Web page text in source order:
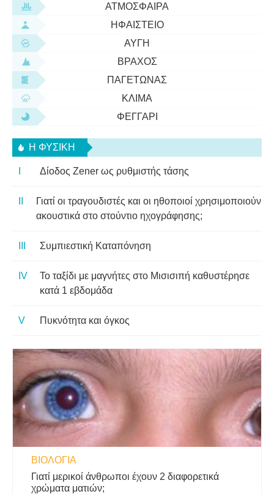
ΑΤΜΌΣΦΑΙΡΑ
ΗΦΑΊΣΤΕΙΟ
ΑΥΓΉ
ΒΡΆΧΟΣ
ΠΑΓΕΤΏΝΑΣ
ΚΛΊΜΑ
ΦΕΓΓΆΡΙ
Η ΦΥΣΙΚΗ
Δίοδος Zener ως ρυθμιστής τάσης
Γιατί οι τραγουδιστές και οι ηθοποιοί χρησιμοποιούν
ακουστικά στο στούντιο ηχογράφησης;
Συμπιεστική Καταπόνηση
Το ταξίδι με μαγνήτες στο Μισισιπή καθυστέρησε
κατά 1 εβδομάδα
Πυκνότητα και όγκος
ΒΙΟΛΟΓΊΑ
Γιατί μερικοί άνθρωποι έχουν 2 διαφορετικά
χρώματα ματιών;